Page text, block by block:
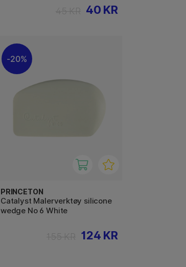
40 KR
20%
PRINCETON
Catalyst Malerverktøy silicone
wedge No 6 White
124 KR